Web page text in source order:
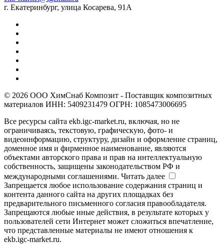
г. Екатеринбург, улица Косарева, 91А
© 2026 ООО ХимСнаб Композит - Поставщик композитных
материалов ИНН: 5409231479 ОГРН: 1085473006695
Все ресурсы сайта ekb.igc-market.ru, включая, но не
ограничиваясь, текстовую, графическую, фото- и
видеоинформацию, структуру, дизайн и оформление страниц,
доменное имя и фирменное наименование, являются
объектами авторского права и прав на интеллектуальную
собственность, защищены законодательством РФ и
международными соглашениями. Читать далее
Запрещается любое использование содержания страниц и
контента данного сайта на других площадках без
предварительного письменного согласия правообладателя.
Запрещаются любые иные действия, в результате которых у
пользователей сети Интернет может сложиться впечатление,
что представленные материалы не имеют отношения к
ekb.igc-market.ru.